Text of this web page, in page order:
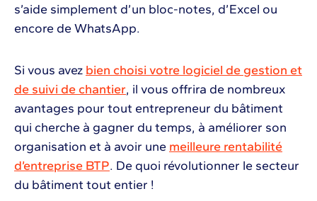
s’aide simplement d’un bloc-notes, d’Excel ou
encore de WhatsApp.
Si vous avez bien choisi votre logiciel de gestion et
de suivi de chantier, il vous offrira de nombreux
avantages pour tout entrepreneur du bâtiment
qui cherche à gagner du temps, à améliorer son
organisation et à avoir une meilleure rentabilité
d’entreprise BTP. De quoi révolutionner le secteur
du bâtiment tout entier !